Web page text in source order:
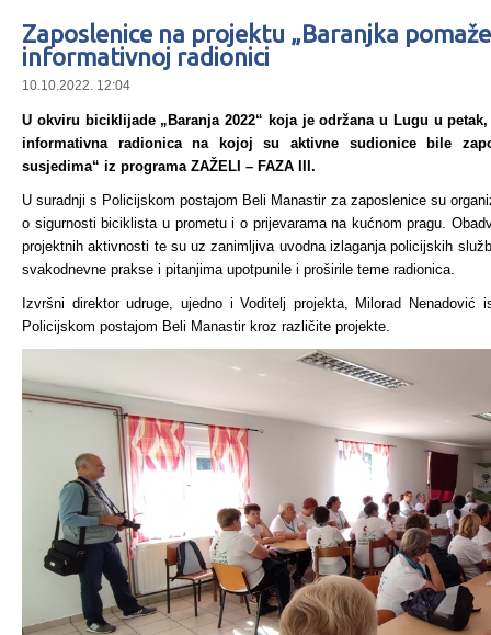
Zaposlenice na projektu „Baranjka
informativnoj radionici
10.10.2022. 12:04
U okviru biciklijade „Baranja 2022“ koja je održana u Lugu u
informativna radionica na kojoj su aktivne sudionice bile
susjedima“ iz programa ZAŽELI – FAZA III.
U suradnji s Policijskom postajom Beli Manastir za zaposlenice su
o sigurnosti biciklista u prometu i o prijevarama na kućnom pragu.
projektnih aktivnosti te su uz zanimljiva uvodna izlaganja policijskih
svakodnevne prakse i pitanjima upotpunile i proširile teme radionica.
Izvršni direktor udruge, ujedno i Voditelj projekta, Milorad Nenadović
Policijskom postajom Beli Manastir kroz različite projekte.